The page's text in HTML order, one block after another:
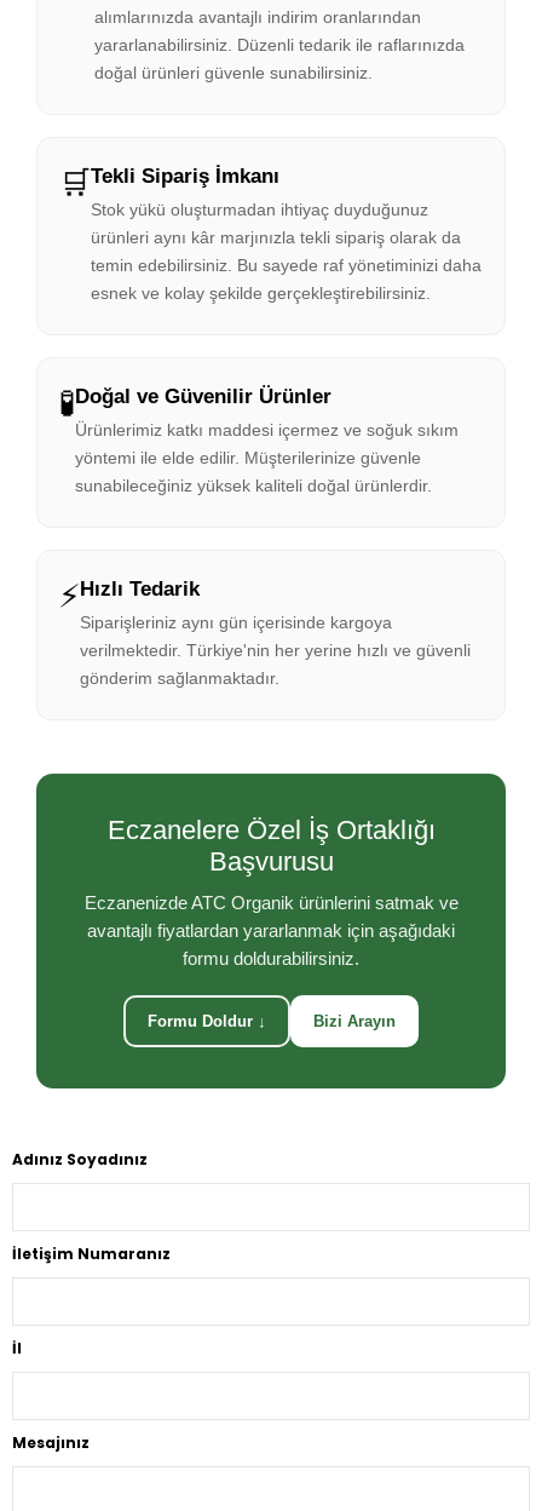
alımlarınızda avantajlı indirim oranlarından
yararlanabilirsiniz. Düzenli tedarik ile raflarınızda
doğal ürünleri güvenle sunabilirsiniz.
🛒Tekli Sipariş İmkanı
Stok yükü oluşturmadan ihtiyaç duyduğunuz
ürünleri aynı kâr marjınızla tekli sipariş olarak da
temin edebilirsiniz. Bu sayede raf yönetiminizi daha
esnek ve kolay şekilde gerçekleştirebilirsiniz.
🧪Doğal ve Güvenilir Ürünler
Ürünlerimiz katkı maddesi içermez ve soğuk sıkım
yöntemi ile elde edilir. Müşterilerinize güvenle
sunabileceğiniz yüksek kaliteli doğal ürünlerdir.
⚡Hızlı Tedarik
Siparişleriniz aynı gün içerisinde kargoya
verilmektedir. Türkiye'nin her yerine hızlı ve güvenli
gönderim sağlanmaktadır.
Eczanelere Özel İş Ortaklığı
Başvurusu
Eczanenizde ATC Organik ürünlerini satmak ve
avantajlı fiyatlardan yararlanmak için aşağıdaki
formu doldurabilirsiniz.
Formu Doldur ↓ Bizi Arayın
Adınız Soyadınız
İletişim Numaranız
İl
Mesajınız